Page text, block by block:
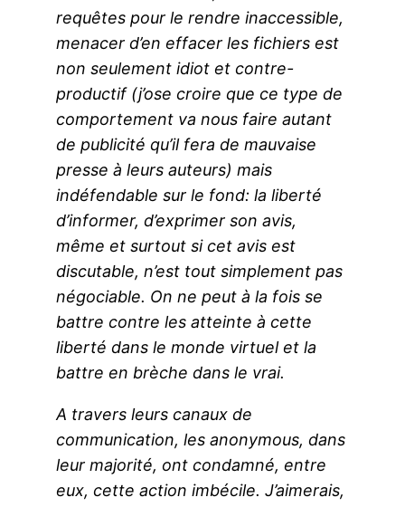
requêtes pour le rendre inaccessible,
menacer d’en effacer les fichiers est
non seulement idiot et contre-
productif (j’ose croire que ce type de
comportement va nous faire autant
de publicité qu’il fera de mauvaise
presse à leurs auteurs) mais
indéfendable sur le fond: la liberté
d’informer, d’exprimer son avis,
même et surtout si cet avis est
discutable, n’est tout simplement pas
négociable. On ne peut à la fois se
battre contre les atteinte à cette
liberté dans le monde virtuel et la
battre en brèche dans le vrai.
A travers leurs canaux de
communication, les anonymous, dans
leur majorité, ont condamné, entre
eux, cette action imbécile. J’aimerais,